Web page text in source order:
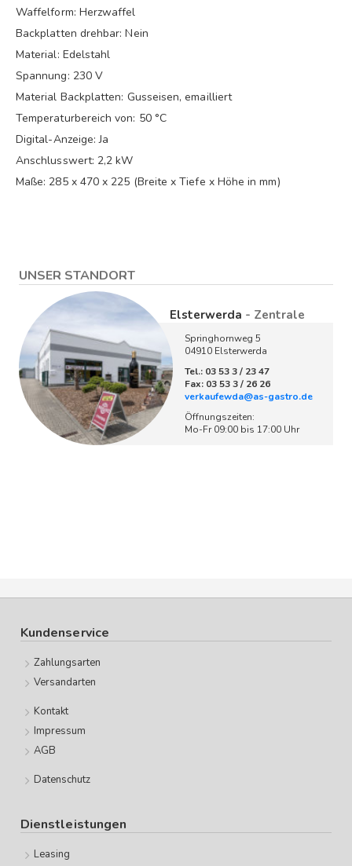
Waffelform: Herzwaffel
Backplatten drehbar: Nein
Material: Edelstahl
Spannung: 230 V
Material Backplatten: Gusseisen, emailliert
Temperaturbereich von: 50 °C
Digital-Anzeige: Ja
Anschlusswert: 2,2 kW
Maße: 285 x 470 x 225 (Breite x Tiefe x Höhe in mm)
UNSER STANDORT
Elsterwerda - Zentrale
Springhornweg 5
04910 Elsterwerda
Tel.: 03 53 3 / 23 47
Fax: 03 53 3 / 26 26
verkaufewda@as-gastro.de
Öffnungszeiten:
Mo-Fr 09:00 bis 17:00 Uhr
Kundenservice
Zahlungsarten
Versandarten
Kontakt
Impressum
AGB
Datenschutz
Dienstleistungen
Leasing